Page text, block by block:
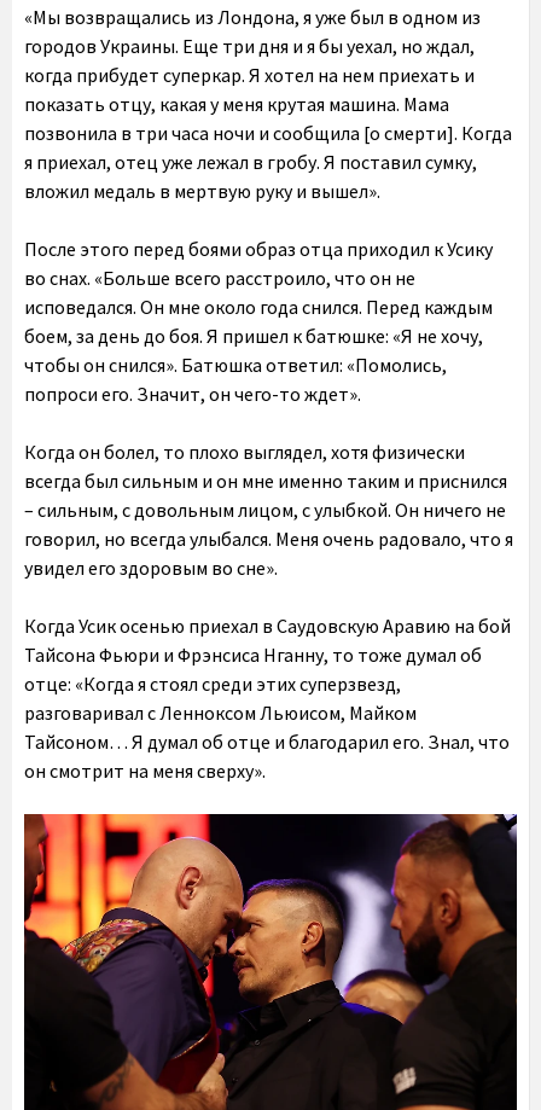
«Мы возвращались из Лондона, я уже был в одном из
городов Украины. Еще три дня и я бы уехал, но ждал,
когда прибудет суперкар. Я хотел на нем приехать и
показать отцу, какая у меня крутая машина. Мама
позвонила в три часа ночи и сообщила [о смерти]. Когда
я приехал, отец уже лежал в гробу. Я поставил сумку,
вложил медаль в мертвую руку и вышел».
После этого перед боями образ отца приходил к Усику
во снах. «Больше всего расстроило, что он не
исповедался. Он мне около года снился. Перед каждым
боем, за день до боя. Я пришел к батюшке: «Я не хочу,
чтобы он снился». Батюшка ответил: «Помолись,
попроси его. Значит, он чего-то ждет».
Когда он болел, то плохо выглядел, хотя физически
всегда был сильным и он мне именно таким и приснился
– сильным, с довольным лицом, с улыбкой. Он ничего не
говорил, но всегда улыбался. Меня очень радовало, что я
увидел его здоровым во сне».
Когда Усик осенью приехал в Саудовскую Аравию на бой
Тайсона Фьюри и Фрэнсиса Нганну, то тоже думал об
отце: «Когда я стоял среди этих суперзвезд,
разговаривал с Ленноксом Льюисом, Майком
Тайсоном… Я думал об отце и благодарил его. Знал, что
он смотрит на меня сверху».